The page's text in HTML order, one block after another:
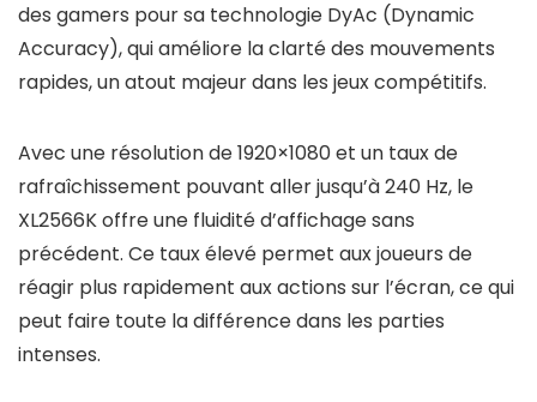
des gamers pour sa technologie DyAc (Dynamic
Accuracy), qui améliore la clarté des mouvements
rapides, un atout majeur dans les jeux compétitifs.
Avec une résolution de 1920×1080 et un taux de
rafraîchissement pouvant aller jusqu’à 240 Hz, le
XL2566K offre une fluidité d’affichage sans
précédent. Ce taux élevé permet aux joueurs de
réagir plus rapidement aux actions sur l’écran, ce qui
peut faire toute la différence dans les parties
intenses.